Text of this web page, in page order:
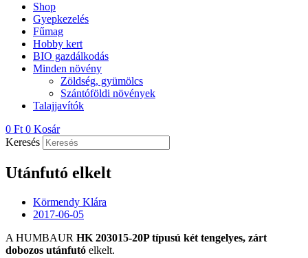
Shop
Gyepkezelés
Fűmag
Hobby kert
BIO gazdálkodás
Minden növény
Zöldség, gyümölcs
Szántóföldi növények
Talajjavítók
0 Ft 0 Kosár
Keresés
Utánfutó elkelt
Körmendy Klára
2017-06-05
A HUMBAUR HK 203015-20P típusú két tengelyes, zárt
dobozos utánfutó elkelt.